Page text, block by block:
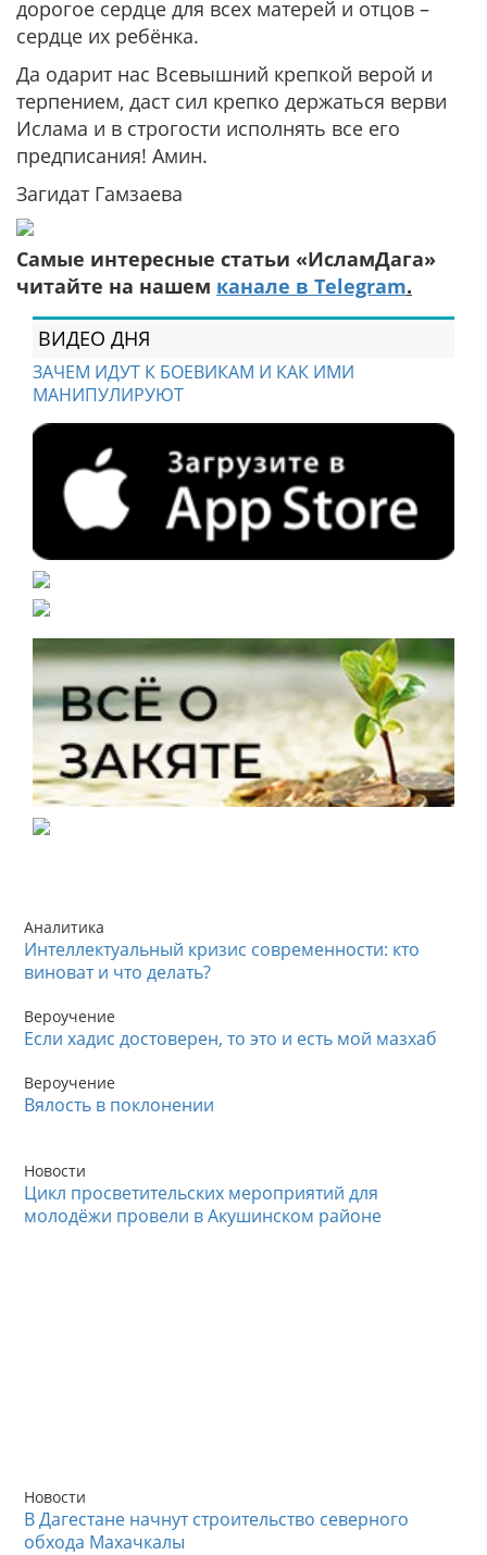
дорогое сердце для всех матерей и отцов –
сердце их ребёнка.
Да одарит нас Всевышний крепкой верой и
терпением, даст сил крепко держаться верви
Ислама и в строгости исполнять все его
предписания! Амин.
Загидат Гамзаева
Самые интересные статьи «ИсламДага»
читайте на нашем канале в Telegram.
ВИДЕО ДНЯ
ЗАЧЕМ ИДУТ К БОЕВИКАМ И КАК ИМИ
МАНИПУЛИРУЮТ
Аналитика
Интеллектуальный кризис современности: кто
виноват и что делать?
Вероучение
Если хадис достоверен, то это и есть мой мазхаб
Вероучение
Вялость в поклонении
Новости
Цикл просветительских мероприятий для
молодёжи провели в Акушинском районе
Новости
В Дагестане начнут строительство северного
обхода Махачкалы